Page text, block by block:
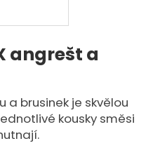
angrešt a
a brusinek je skvělou
kousky směsi